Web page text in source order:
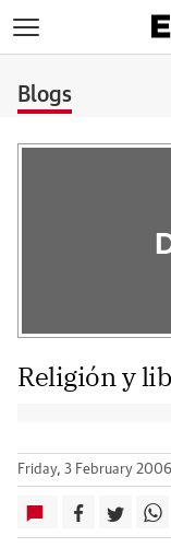
Blogs
Religión y
Friday, 3 February